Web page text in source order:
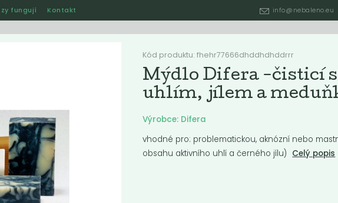
fungují Kontakt info@nebaleno.eu
Hledat
Jak naše rozvozy fungují
Nejlevnější
Kód produktu: fhehr77666dhddhdhddrrr
Mýdlo Difera -čisticí s
uhlím, jílem a
Výrobce: Difera
vhodné pro: problematickou, aknózní nebo
obsahu aktivního uhlí a černého jílu) Celý popis